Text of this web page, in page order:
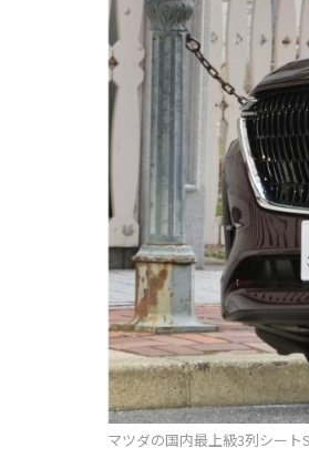
マツダの国内最上級3列シート